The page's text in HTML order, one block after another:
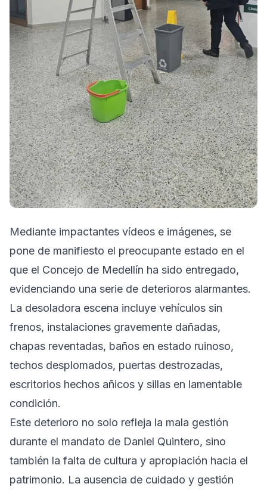
Mediante impactantes vídeos e imágenes, se
pone de manifiesto el preocupante estado en el
que el Concejo de Medellín ha sido entregado,
evidenciando una serie de deterioros alarmantes.
La desoladora escena incluye vehículos sin
frenos, instalaciones gravemente dañadas,
chapas reventadas, baños en estado ruinoso,
techos desplomados, puertas destrozadas,
escritorios hechos añicos y sillas en lamentable
condición.
Este deterioro no solo refleja la mala gestión
durante el mandato de Daniel Quintero, sino
también la falta de cultura y apropiación hacia el
patrimonio. La ausencia de cuidado y gestión